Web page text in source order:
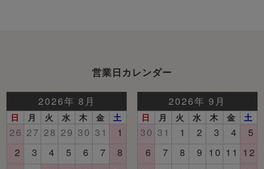
営業日カレンダー